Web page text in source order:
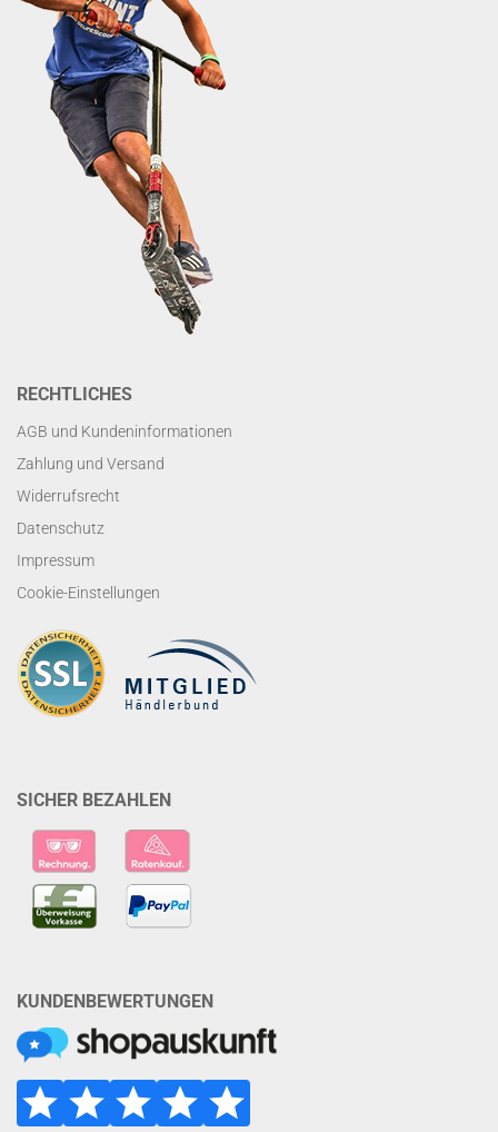
RECHTLICHES
AGB und Kundeninformationen
Zahlung und Versand
Widerrufsrecht
Datenschutz
Impressum
Cookie-Einstellungen
SICHER BEZAHLEN
KUNDENBEWERTUNGEN